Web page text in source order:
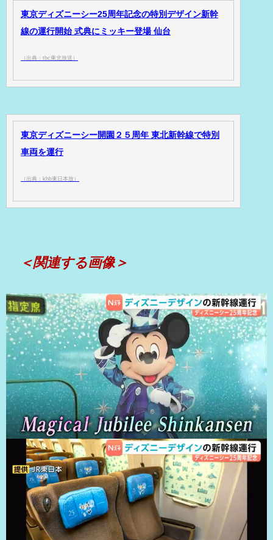
東京ディズニーシー25周年記念の特別デザイン新幹
線の運行開始 式典にミッキー登場 仙台
（出典：tbc東北放送）
東京ディズニーシー開園２５周年 東北新幹線で特別
車両を運行
（出典：khb東日本放）
＜関連する画像＞